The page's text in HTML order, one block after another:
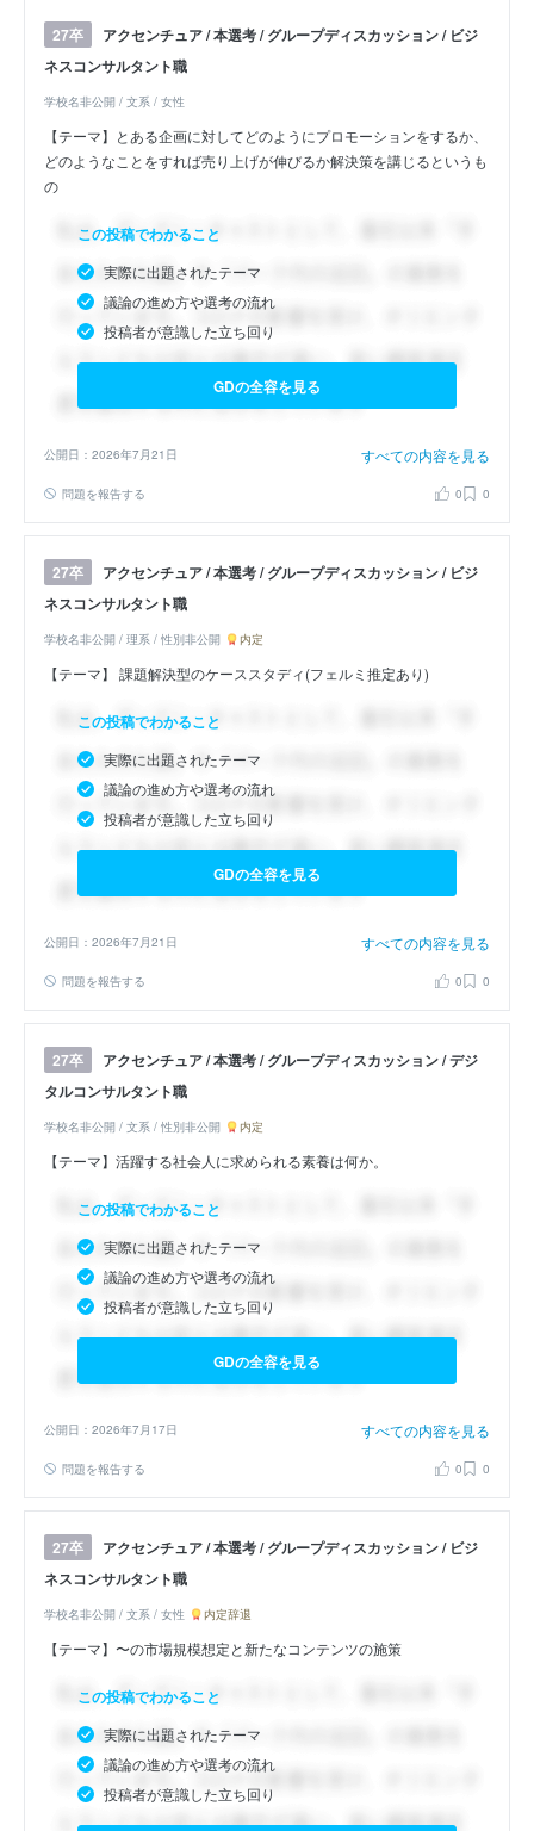
27卒
アクセンチュア / 本選考 / グループディスカッション / ビジ
ネスコンサルタント職
学校名非公開 / 文系 / 女性
【テーマ】とある企画に対してどのようにプロモーションをするか、
どのようなことをすれば売り上げが伸びるか解決策を講じるというも
の
この投稿でわかること
実際に出題されたテーマ
議論の進め方や選考の流れ
投稿者が意識した立ち回り
GDの全容を見る
公開日：2026年7月21日 すべての内容を見る
問題を報告する 0 0
27卒
アクセンチュア / 本選考 / グループディスカッション / ビジ
ネスコンサルタント職
学校名非公開 / 理系 / 性別非公開 内定
【テーマ】 課題解決型のケーススタディ(フェルミ推定あり)
この投稿でわかること
実際に出題されたテーマ
議論の進め方や選考の流れ
投稿者が意識した立ち回り
GDの全容を見る
公開日：2026年7月21日 すべての内容を見る
問題を報告する 0 0
27卒
アクセンチュア / 本選考 / グループディスカッション / デジ
タルコンサルタント職
学校名非公開 / 文系 / 性別非公開 内定
【テーマ】活躍する社会人に求められる素養は何か。
この投稿でわかること
実際に出題されたテーマ
議論の進め方や選考の流れ
投稿者が意識した立ち回り
GDの全容を見る
公開日：2026年7月17日 すべての内容を見る
問題を報告する 0 0
27卒
アクセンチュア / 本選考 / グループディスカッション / ビジ
ネスコンサルタント職
学校名非公開 / 文系 / 女性 内定辞退
【テーマ】〜の市場規模想定と新たなコンテンツの施策
この投稿でわかること
実際に出題されたテーマ
議論の進め方や選考の流れ
投稿者が意識した立ち回り